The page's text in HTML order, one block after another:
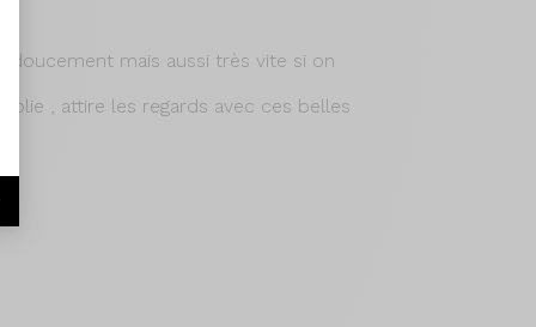
mais aussi très vite si on
, attire les regards avec ces belles